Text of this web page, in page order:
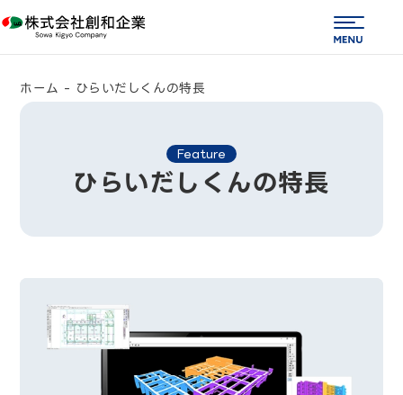
ホーム - ひらいだしくんの特長
Feature
ひらいだしくんの特長